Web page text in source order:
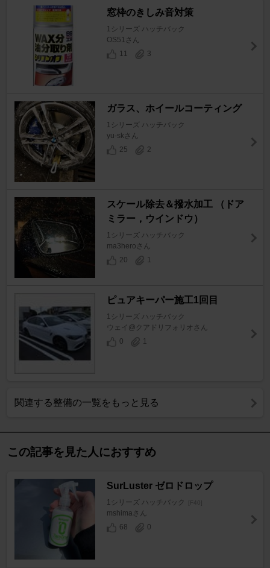
窓枠のきしみ音対策
1シリーズ ハッチバック
OS51さん
11
3
ガラス、ホイールコーティング
1シリーズ ハッチバック
yu-skさん
25
2
スケール除去＆撥水加工 （ドア
ミラー，ウインドウ）
1シリーズ ハッチバック
ma3heroさん
20
1
ピュアキーパー施工1回目
1シリーズ ハッチバック
ウェイ@クアドリフォリオさん
0
1
関連する整備の一覧をもっと見る
この記事を見た人におすすめ
SurLuster ゼロドロップ
1シリーズ ハッチバック [F40]
mshimaさん
68
0